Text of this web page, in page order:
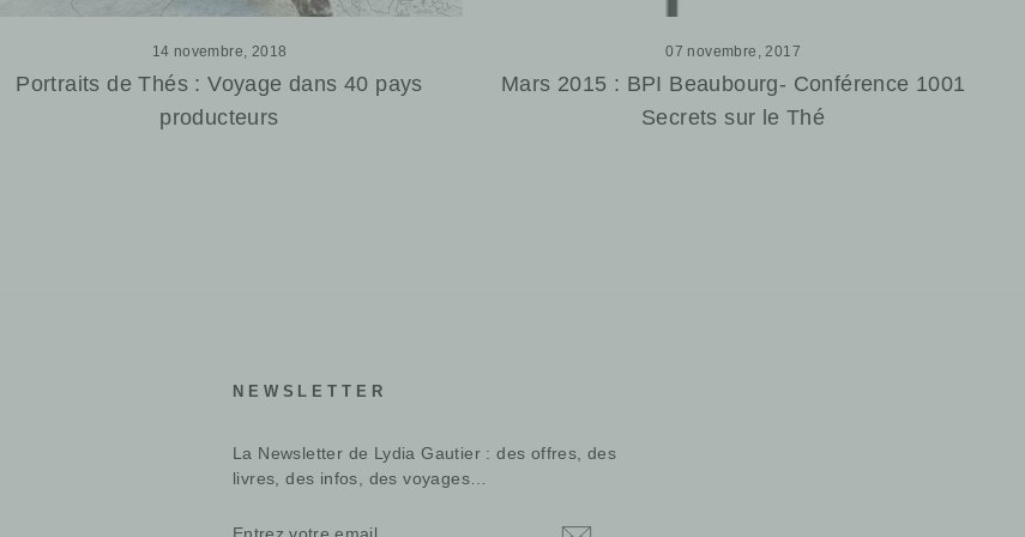
14 novembre, 2018
Portraits de Thés : Voyage dans 40 pays
producteurs
07 novembre, 2017
Mars 2015 : BPI Beaubourg- Conférence 1001
Secrets sur le Thé
NEWSLETTER
La Newsletter de Lydia Gautier : des offres, des
livres, des infos, des voyages…